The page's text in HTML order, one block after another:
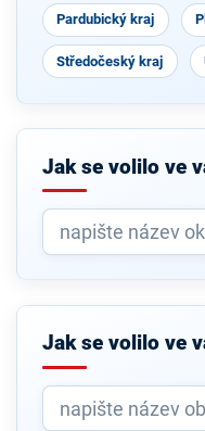
Pardubický kraj
Středočeský kraj
Jak se volilo ve
Jak se volilo ve